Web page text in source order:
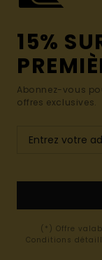
15%
Abonnez-vous
offres exclusives.
(*) Offre
Conditions